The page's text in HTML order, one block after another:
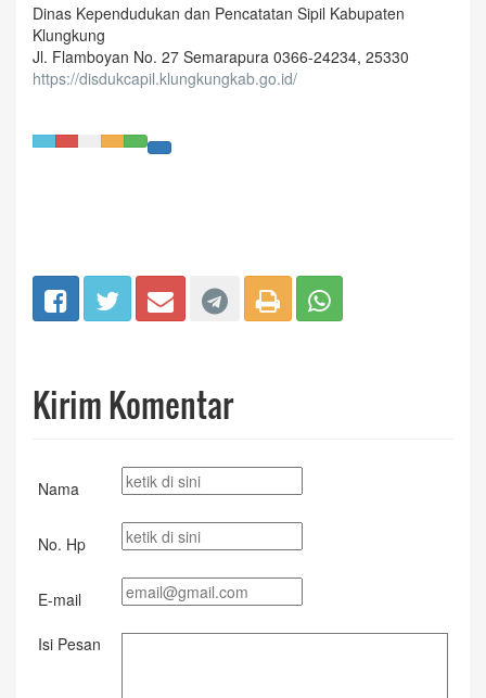
Dinas Kependudukan dan Pencatatan Sipil Kabupaten
Klungkung
Jl. Flamboyan No. 27 Semarapura 0366-24234, 25330
https://disdukcapil.klungkungkab.go.id/
Kirim Komentar
Nama
No. Hp
E-mail
Isi Pesan